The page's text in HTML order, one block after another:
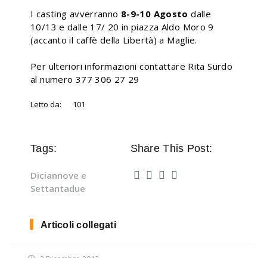
I casting avverranno 8-9-10 Agosto dalle
10/13 e dalle 17/ 20 in piazza Aldo Moro 9
(accanto il caffè della Libertà) a Maglie.
Per ulteriori informazioni contattare Rita Surdo
al numero 377 306 27 29
Letto da: 101
Tags:
Diciannove e
Settantadue
Share This Post:
Articoli collegati